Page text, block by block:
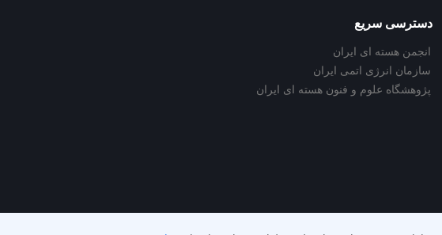
دسترسی سریع
انجمن هسته ای ایران
سازمان انرژی اتمی ایران
پژوهشگاه علوم و فنون هسته ای ایران